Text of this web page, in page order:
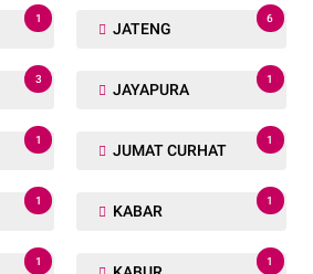
1
JATENG
6
3
JAYAPURA
1
1
JUMAT CURHAT
1
1
KABAR
1
1 1